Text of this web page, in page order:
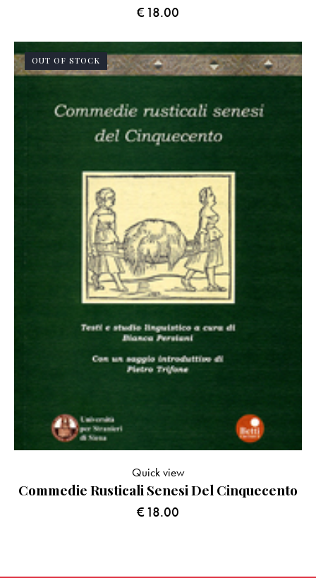
€18.00
OUT OF STOCK
Commedie Rusticali Senesi Del Cinquecento
€18.00
Quick view